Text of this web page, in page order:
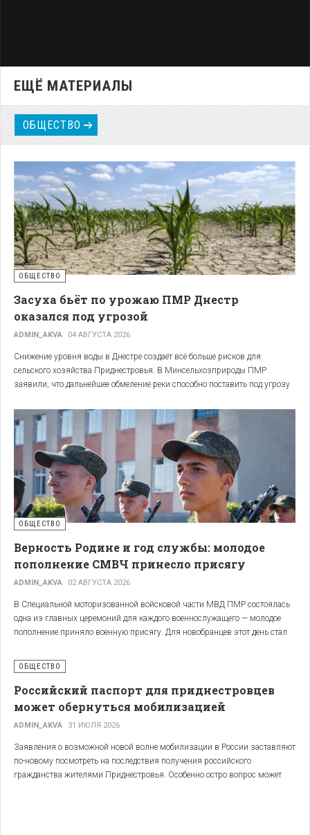
ЕЩЁ МАТЕРИАЛЫ
ОБЩЕСТВО
ОБЩЕСТВО
Засуха бьёт по урожаю ПМР Днестр
оказался под угрозой
ADMIN_AKVA 04 АВГУСТА 2026
Cнижение уровня воды в Днестре создаёт всё больше рисков для
сельского хозяйства Приднестровья. В Минсельхозприроды ПМР
заявили, что дальнейшее обмеление реки способно поставить под угрозу
В ведомстве связывают снижение уровня Днестра сразу с несколькими
факторами. Среди них малоснежные зимы, продолжительные засухи и
территории Украины.
проектных отметок. Это уже осложняет работу головных насосных
станций, обеспечивающих орошение сельскохозяйственных земель.
Дополнительное беспокойство вызвало решение Днестровской комиссии
Украины и Молдовы от 31 июля. Сброс воды из Новоднестровского
водохранилища был сокращён со 100 до 85 кубометров в секунду.
В ПМР предупреждают, что дальнейшее снижение уровня Днестра может
ОБЩЕСТВО
Верность Родине и год службы: молодое
пополнение СМВЧ принесло присягу
ADMIN_AKVA 02 АВГУСТА 2026
В Специальной моторизованной войсковой части МВД ПМР состоялась
одна из главных церемоний для каждого военнослужащего — молодое
пополнение приняло военную присягу. Для новобранцев этот день стал
ОБЩЕСТВО
Российский паспорт для приднестровцев
может обернуться мобилизацией
ADMIN_AKVA 31 ИЮЛЯ 2026
Заявления о возможной новой волне мобилизации в России заставляют
по-новому посмотреть на последствия получения российского
гражданства жителями Приднестровья. Особенно остро вопрос может